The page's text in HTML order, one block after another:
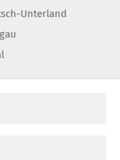
Unterland